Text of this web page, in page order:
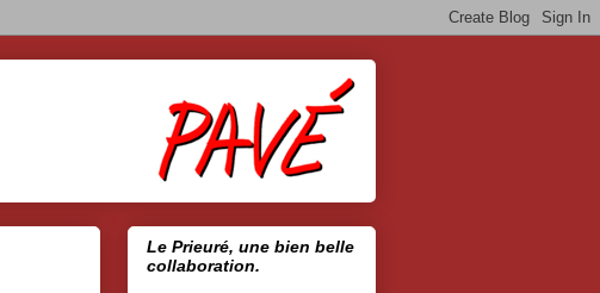
Le Prieuré, une bien belle
collaboration.